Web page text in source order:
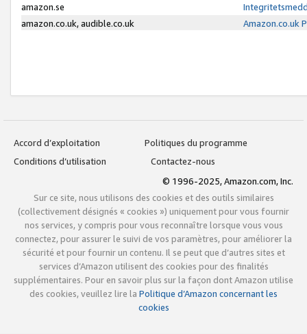
amazon.se
amazon.co.uk, audible.co.uk
Amazon.co.uk
Accord d’exploitation
Politiques du programme
Conditions d’utilisation
Contactez-nous
© 1996-2025, Amazon.com, Inc.
Sur ce site, nous utilisons des cookies et des outils similaires
(collectivement désignés « cookies ») uniquement pour vous fournir
nos services, y compris pour vous reconnaître lorsque vous vous
connectez, pour assurer le suivi de vos paramètres, pour améliorer la
sécurité et pour fournir un contenu. Il se peut que d’autres sites et
services d’Amazon utilisent des cookies pour des finalités
supplémentaires. Pour en savoir plus sur la façon dont Amazon utilise
des cookies, veuillez lire la Politique d’Amazon concernant les
cookies